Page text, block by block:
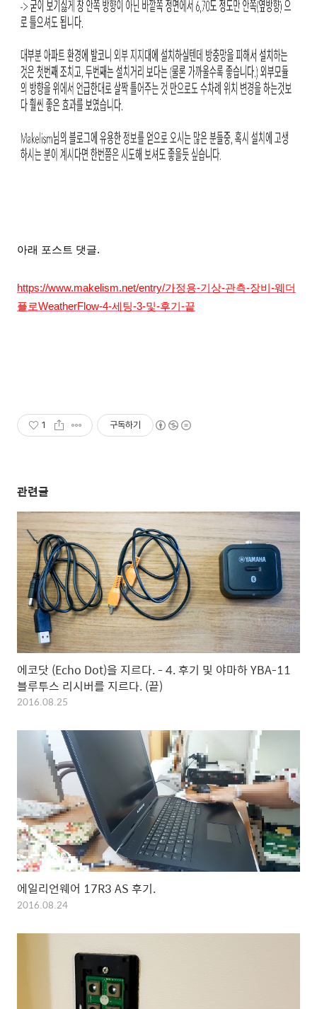
아래 포스트 댓글.
https://www.makelism.net/entry/가정용-기상-관측-장비-웨더
플로WeatherFlow-4-세팅-3-및-후기-끝
1 구독하기
관련글
에코닷 (Echo Dot)을 지르다. - 4. 후기 및 야마하 YBA-11
블루투스 리시버를 지르다. (끝)
2016.08.25
에일리언웨어 17R3 AS 후기.
2016.08.24